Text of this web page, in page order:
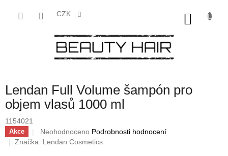
CZK
Lendan Full Volume šampón pro
objem vlasů 1000 ml
1154021
Akce
Průměrné
hodnocení
Neohodnoceno Podrobnosti hodnocení
Značka: Lendan Cosmetics